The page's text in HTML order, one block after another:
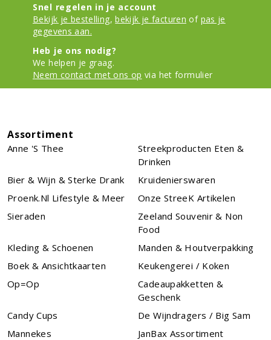
Snel regelen in je account
Bekijk je bestelling, bekijk je facturen of pas je
gegevens aan.
Heb je ons nodig?
We helpen je graag.
Neem contact met ons op via het formulier
Assortiment
Anne 's Thee
Streekproducten Eten &
Drinken
Bier & Wijn & Sterke Drank
Kruidenierswaren
Proenk.nl Lifestyle & Meer
Onze StreeK Artikelen
Sieraden
Zeeland Souvenir & Non
Food
Kleding & Schoenen
Manden & Houtverpakking
Boek & Ansichtkaarten
Keukengerei / Koken
Op=Op
Cadeaupakketten &
Geschenk
Candy Cups
De Wijndragers / Big Sam
Mannekes
JanBax Assortiment